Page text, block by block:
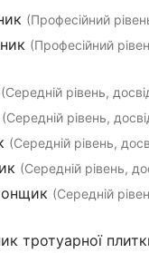
(Професійний
(Професійний
(Середній рівень,
(Середній рівень,
(Середній рівень,
(Середній рівень,
(Середній
тротуарної